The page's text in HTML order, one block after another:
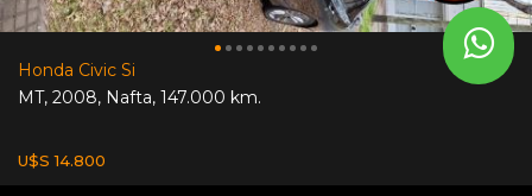
Honda Civic Si
MT, 2008, Nafta, 147.000 km.
U$S 14.800